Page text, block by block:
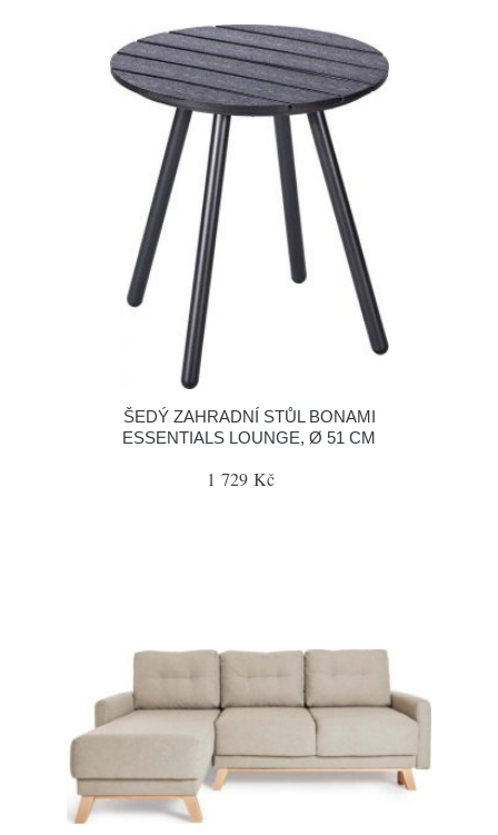
ŠEDÝ ZAHRADNÍ STŮL BONAMI
ESSENTIALS LOUNGE, Ø 51 CM
1 729 Kč